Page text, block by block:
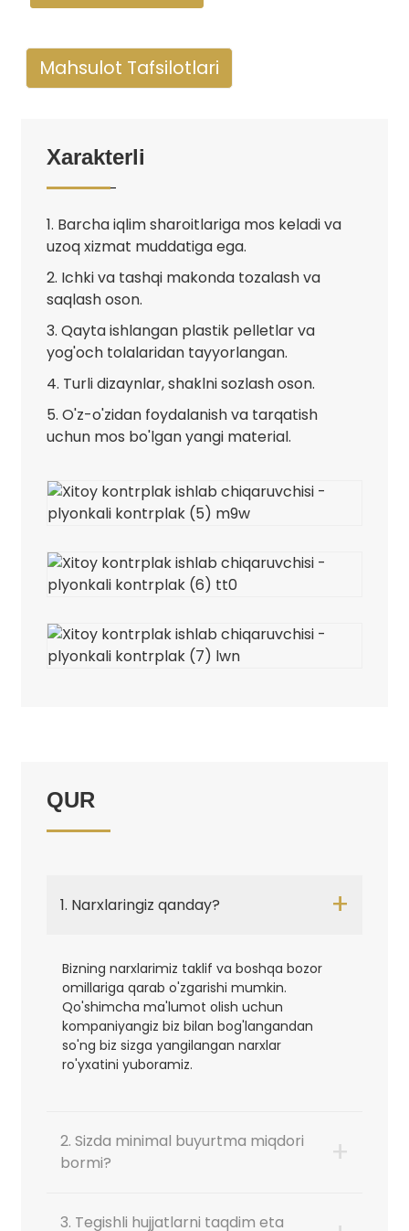
Mahsulot Tafsilotlari
Xarakterli
1. Barcha iqlim sharoitlariga mos keladi va
uzoq xizmat muddatiga ega.
2. Ichki va tashqi makonda tozalash va
saqlash oson.
3. Qayta ishlangan plastik pelletlar va
yog'och tolalaridan tayyorlangan.
4. Turli dizaynlar, shaklni sozlash oson.
5. O'z-o'zidan foydalanish va tarqatish
uchun mos bo'lgan yangi material.
QUR
1. Narxlaringiz qanday? +
Bizning narxlarimiz taklif va boshqa bozor
omillariga qarab o'zgarishi mumkin.
Qo'shimcha ma'lumot olish uchun
kompaniyangiz biz bilan bog'langandan
so'ng biz sizga yangilangan narxlar
ro'yxatini yuboramiz.
2. Sizda minimal buyurtma miqdori
bormi?
+
3. Tegishli hujjatlarni taqdim eta